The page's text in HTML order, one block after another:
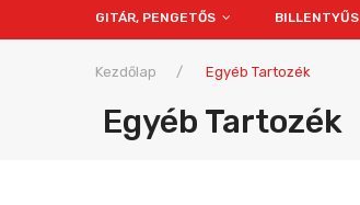
GITÁR, PENGETŐS BILLENTYŰS
Kezdőlap / Egyéb Tartozék
Egyéb Tartozék